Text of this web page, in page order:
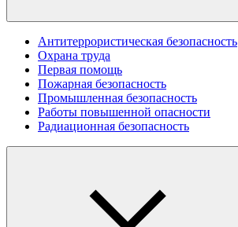
Антитеррористическая безопасность
Охрана труда
Первая помощь
Пожарная безопасность
Промышленная безопасность
Работы повышенной опасности
Радиационная безопасность